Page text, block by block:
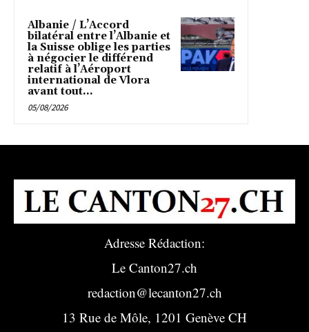
Albanie / L’Accord
bilatéral entre l’Albanie et
la Suisse oblige les parties
à négocier le différend
relatif à l’Aéroport
international de Vlora
avant tout...
05/08/2026
Adresse Rédaction:
Le Canton27.ch
redaction@lecanton27.ch
13 Rue de Môle, 1201 Genève CH